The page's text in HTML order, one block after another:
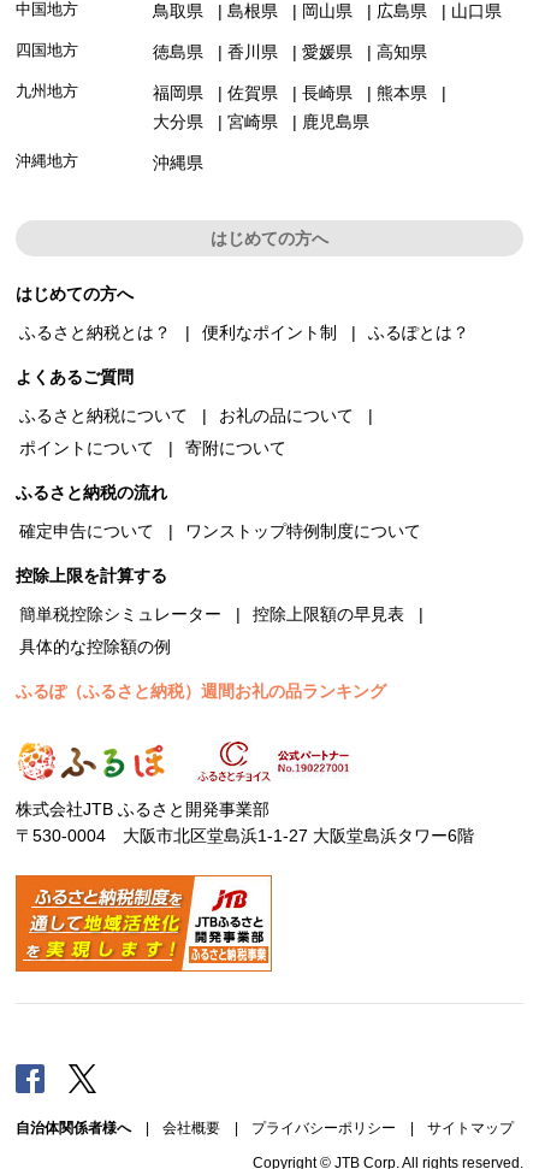
中国地方 鳥取県 島根県 岡山県 広島県 山口県
四国地方 徳島県 香川県 愛媛県 高知県
九州地方 福岡県 佐賀県 長崎県
熊本県
大分県
宮崎県 鹿児島県
沖縄地方 沖縄県
はじめての方へ
はじめての方へ
ふるさと納税とは？
便利なポイント制 ふるぽとは？
よくあるご質問
ふるさと納税について
お礼の品について
ポイントについて
寄附について
ふるさと納税の流れ
確定申告について
ワンストップ特例制度について
控除上限を計算する
簡単税控除シミュレーター
控除上限額の早見表
具体的な控除額の例
ふるぽ（ふるさと納税）週間お礼の品ランキング
株式会社JTB ふるさと開発事業部
〒530-0004 大阪市北区堂島浜1-1-27 大阪堂島浜タワー6階
Facebook
自治体関係者様へ| 会社概要 プライバシーポリシー サイトマップ
Copyright © JTB Corp. All rights reserved.